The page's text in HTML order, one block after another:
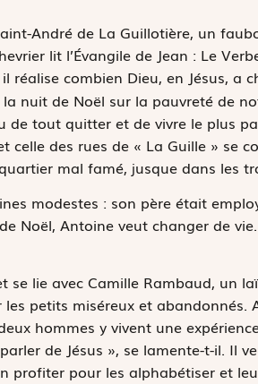
André de La Guillotière, un
lit l’Évangile de Jean : Le
réalise combien Dieu, en Jésus, a
la nuit de Noël sur la pauvreté de
de tout quitter et de vivre le plus
celle des rues de « La Guille » se
mal famé, jusque dans les
modestes : son père était
Noël, Antoine veut changer de
se lie avec Camille Rambaud, un
petits miséreux et abandonnés.
hommes y vivent une
de Jésus », se lamente-t-il. Il
profiter pour les alphabétiser et